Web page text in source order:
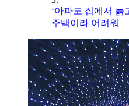
‘아파도 집에서
주택이라 어려워